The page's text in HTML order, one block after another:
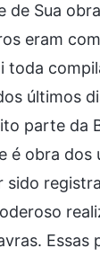
Sua
eram
toda
últimos
parte da
é obra
Essas